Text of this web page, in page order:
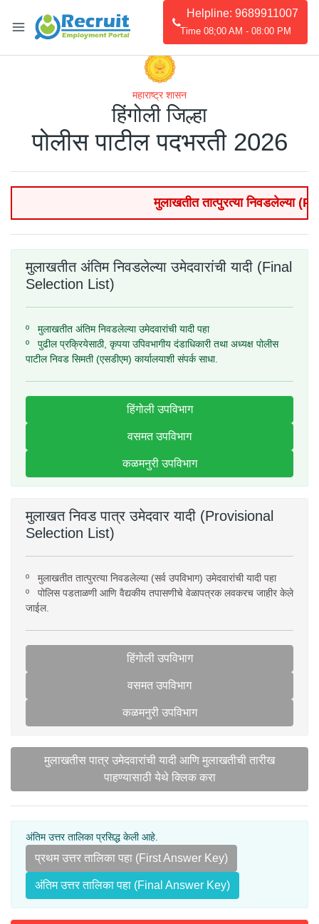
Helpline: 9689911007
Time 08;00 AM - 08:00 PM
महाराष्ट्र शासन
हिंगोली जिल्हा
पोलीस पाटील पदभरती 2026
मुलाखतीत तात्पुरत्या निवडलेल्या
मुलाखतीत अंतिम निवडलेल्या उमेदवारांची यादी (Final
Selection List)
º मुलाखतीत अंतिम निवडलेल्या उमेदवारांची यादी पहा
º पुढील प्रक्रियेसाठी, कृपया उपिवभागीय दंडाधिकारी तथा अध्यक्ष पोलीस
पाटील निवड सिमती (एसडीएम) कार्यालयाशी संपर्क साधा.
हिंगोली उपविभाग
वसमत उपविभाग
कळमनुरी उपविभाग
मुलाखत निवड पात्र उमेदवार यादी (Provisional
Selection List)
º मुलाखतीत तात्पुरत्या निवडलेल्या (सर्व उपविभाग) उमेदवारांची यादी पहा
º पोलिस पडताळणी आणि वैद्यकीय तपासणीचे वेळापत्रक लवकरच जाहीर केले
जाईल.
हिंगोली उपविभाग
वसमत उपविभाग
कळमनुरी उपविभाग
मुलाखतीस पात्र उमेदवारांची यादी आणि मुलाखतीची तारीख
पाहण्यासाठी येथे क्लिक करा
अंतिम उत्तर तालिका प्रसिद्ध केली आहे.
प्रथम उत्तर तालिका पहा (First Answer Key)
अंतिम उत्तर तालिका पहा (Final Answer Key)